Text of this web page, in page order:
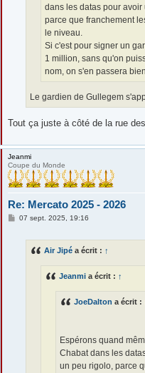
dans les datas pour
parce que franchement
le niveau.
Si c'est pour signer un
1 million, sans qu'on
nom, on s'en passera
Le gardien de Gullegem
Tout ça juste à côté de la rue
Jeanmi
Coupe du Monde
Re: Mercato 2025 - 2026
M07 sept. 2025, 19:16
Air Jipé a écrit : ↑
Jeanmi a écrit : ↑
JoeDalton a écrit :
Espérons quand
Chabat dans les
un peu rigolo, parce